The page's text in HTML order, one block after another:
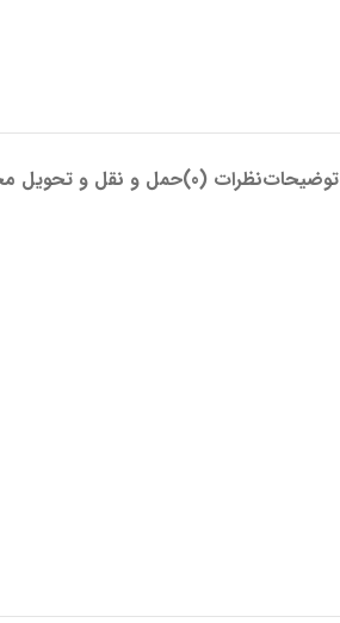
توضیحاتنظرات (0) حمل و نقل و تحویل